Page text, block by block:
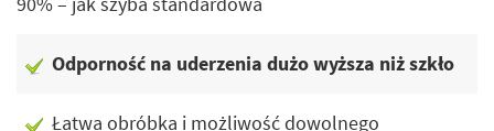
Odporność na uderzenia dużo wyższa niż szkło
Łatwa obróbka i możliwość dowolnego